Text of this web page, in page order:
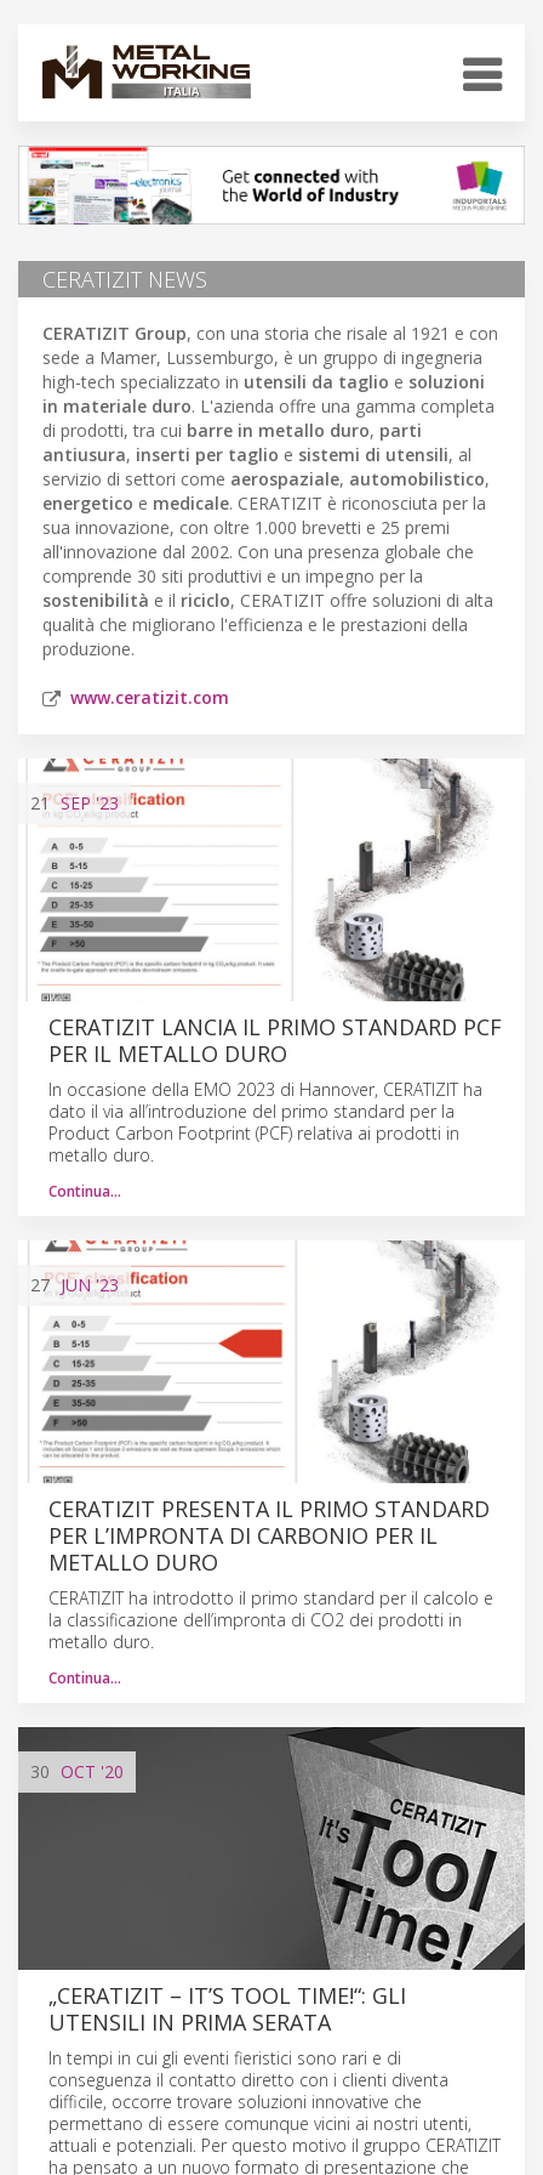
CERATIZIT NEWS
CERATIZIT Group, con una storia che risale al 1921 e con
sede a Mamer, Lussemburgo, è un gruppo di ingegneria
high-tech specializzato in utensili da taglio e soluzioni
in materiale duro. L'azienda offre una gamma completa
di prodotti, tra cui barre in metallo duro, parti
antiusura, inserti per taglio e sistemi di utensili, al
servizio di settori come aerospaziale, automobilistico,
energetico e medicale. CERATIZIT è riconosciuta per la
sua innovazione, con oltre 1.000 brevetti e 25 premi
all'innovazione dal 2002. Con una presenza globale che
comprende 30 siti produttivi e un impegno per la
sostenibilità e il riciclo, CERATIZIT offre soluzioni di alta
qualità che migliorano l'efficienza e le prestazioni della
produzione.
www.ceratizit.com
21 SEP'23
CERATIZIT LANCIA IL PRIMO STANDARD PCF
PER IL METALLO DURO
In occasione della EMO 2023 di Hannover, CERATIZIT ha
dato il via all’introduzione del primo standard per la
Product Carbon Footprint (PCF) relativa ai prodotti in
metallo duro.
Continua…
27 JUN'23
CERATIZIT PRESENTA IL PRIMO STANDARD
PER L’IMPRONTA DI CARBONIO PER IL
METALLO DURO
CERATIZIT ha introdotto il primo standard per il calcolo e
la classificazione dell’impronta di CO2 dei prodotti in
metallo duro.
Continua…
30 OCT '20
„CERATIZIT – IT’S TOOL TIME!“: GLI
UTENSILI IN PRIMA SERATA
In tempi in cui gli eventi fieristici sono rari e di
conseguenza il contatto diretto con i clienti diventa
difficile, occorre trovare soluzioni innovative che
permettano di essere comunque vicini ai nostri utenti,
attuali e potenziali. Per questo motivo il gruppo CERATIZIT
ha pensato a un nuovo formato di presentazione che